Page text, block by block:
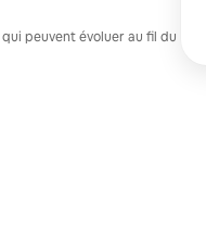
peuvent évoluer au fil du